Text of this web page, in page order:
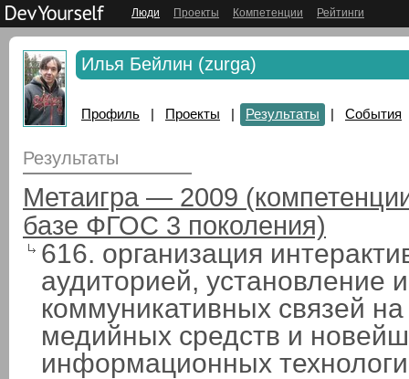
Люди Проекты Компетенции Рейтинги
Илья Бейлин (zurga)
Профиль | Проекты | Результаты | События
Результаты
Метаигра — 2009
базе ФГОС 3 поколения)
616. организация
аудиторией, установление
коммуникативных связей
медийных средств и
информационных